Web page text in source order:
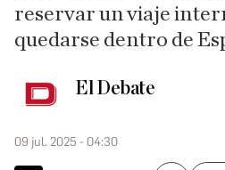
reservar un viaje
quedarse dentro de
El Debate
09 jul. 2025 - 04:30